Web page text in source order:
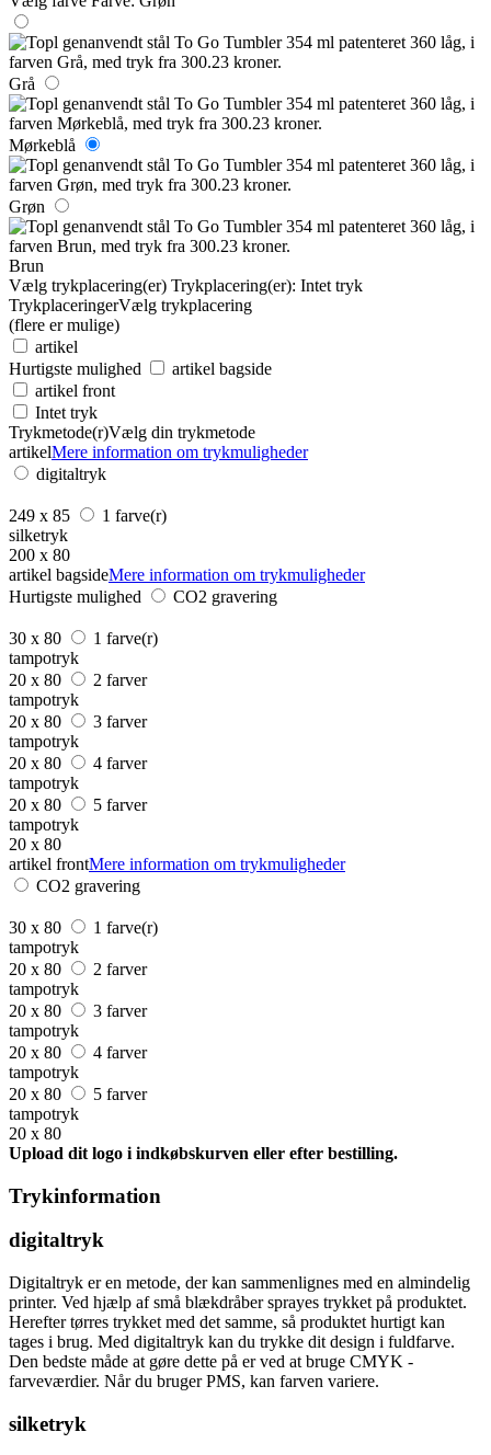
Grå
Mørkeblå
Grøn
Brun
Vælg trykplacering(er) Trykplacering(er): Intet tryk
TrykplaceringerVælg trykplacering
(flere er mulige)
artikel
Hurtigste mulighed
artikel bagside
artikel front
Intet tryk
Trykmetode(r)Vælg din trykmetode
artikelMere information om trykmuligheder
digitaltryk
249 x 85
1 farve(r)
silketryk
200 x 80
artikel bagsideMere information om trykmuligheder
Hurtigste mulighed
CO2 gravering
30 x 80
1 farve(r)
tampotryk
20 x 80
2 farver
tampotryk
20 x 80
3 farver
tampotryk
20 x 80
4 farver
tampotryk
20 x 80
5 farver
tampotryk
20 x 80
artikel frontMere information om trykmuligheder
CO2 gravering
30 x 80
1 farve(r)
tampotryk
20 x 80
2 farver
tampotryk
20 x 80
3 farver
tampotryk
20 x 80
4 farver
tampotryk
20 x 80
5 farver
tampotryk
20 x 80
Upload dit logo i indkøbskurven eller efter bestilling.
Trykinformation
digitaltryk
Digitaltryk er en metode, der kan sammenlignes med en almindelig
printer. Ved hjælp af små blækdråber sprayes trykket på produktet.
Herefter tørres trykket med det samme, så produktet hurtigt kan
tages i brug. Med digitaltryk kan du trykke dit design i fuldfarve.
Den bedste måde at gøre dette på er ved at bruge CMYK -
farveværdier. Når du bruger PMS, kan farven variere.
silketryk